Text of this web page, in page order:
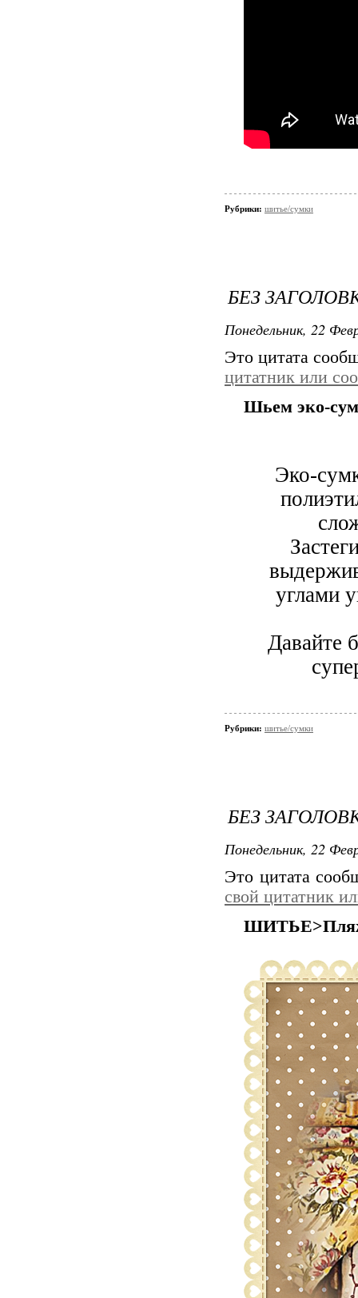
Рубрики: шитье/сумки
БЕЗ
Понедельник, 22
Это цитата
цитатник или
Шьем эко-
Эко-
углами
Давайте
Рубрики: шитье/сумки
БЕЗ
Понедельник, 22
Это цитата
свой цитатник